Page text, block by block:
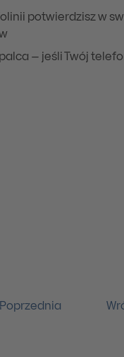
potwierdzisz w
– jeśli Twój
Poprzednia